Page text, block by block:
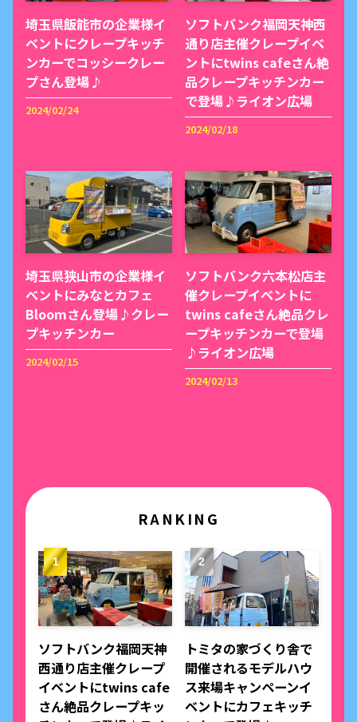
埼玉県飯能市の企業様イ
ベントにクレープキッチ
ンカーでコッシークレー
プさん登場♪
2024/02/24
ソフトバンク福岡天神西
通り店主催クレープイベ
ントにtwins cafeさん絶
品クレープキッチンカー
で登場♪ライオン広場
2024/02/18
埼玉県狭山市の企業様イ
ベントにみなとカフェ
Bloomさん登場♪クレー
プキッチンカー
2024/02/15
ソフトバンク六本松店主
催クレープイベントに
twins cafeさん絶品クレ
ープキッチンカーで登場
♪ライオン広場
2024/02/13
RANKING
ソフトバンク福岡天神
西通り店主催クレープ
イベントにtwins cafe
さん絶品クレープキッ
トミタの家づくり舎で
開催されるモデルハウ
ス来場キャンペーンイ
ベントにカフェキッチ